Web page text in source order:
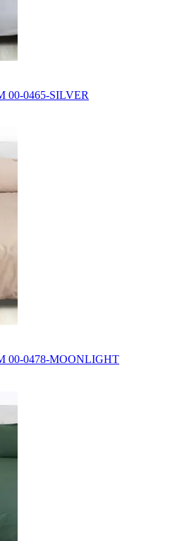
00-0465-SILVER
00-0478-MOONLIGHT